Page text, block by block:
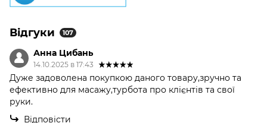
Відгуки 107
Анна Цибань
14.10.2025 в 17:43
Дуже задоволена покупкою даного товару,зручно та
ефективно для масажу,турбота про клієнтів та свої
руки.
Відповісти